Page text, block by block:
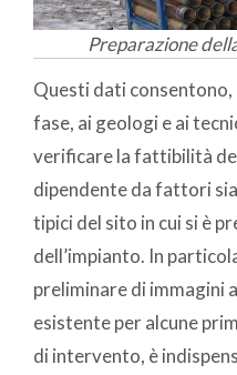
Preparazione
Questi dati consentono,
fase, ai geologi e ai
verificare la fattibilità
dipendente da fattori
tipici del sito in cui si è
dell’impianto. In
preliminare di immagini
esistente per alcune
di intervento, è